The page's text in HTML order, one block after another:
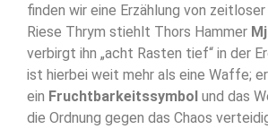
finden wir eine Erzählung von
Riese Thrym stiehlt Thors Hammer
verbirgt ihn „acht Rasten tief“ in der
ist hierbei weit mehr als eine Waffe;
ein Fruchtbarkeitssymbol und das
die Ordnung gegen das Chaos